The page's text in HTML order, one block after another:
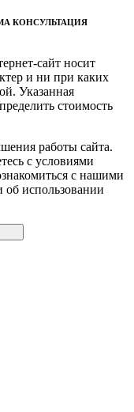
КОНСУЛЬТАЦИЯ
сайт носит
и ни при каких
Указанная
стоимость
работы сайта.
с условиями
с нашими
использовании